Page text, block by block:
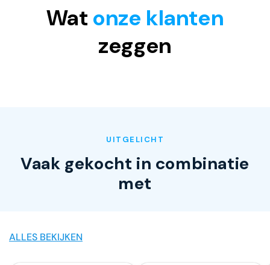
Wat onze klanten
zeggen
UITGELICHT
Vaak gekocht in combinatie
met
ALLES BEKIJKEN